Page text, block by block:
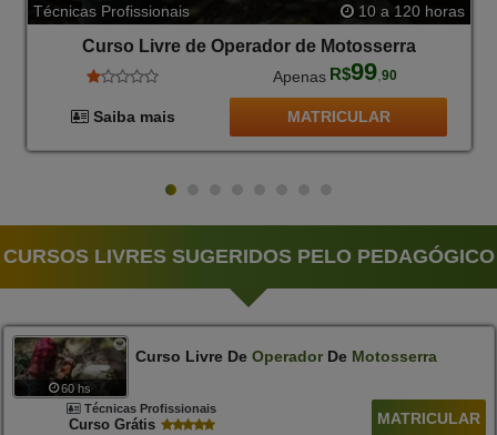
Técnicas Profissionais 10 a 120 horas
Curso Livre de Operador de Motosserra
Apenas R$99,90
Saiba mais MATRICULAR
CURSOS LIVRES SUGERIDOS PELO PEDAGÓGICO
60 hs
Curso Livre De OperadorDe Motosserra
Técnicas Profissionais
Curso Grátis MATRICULAR